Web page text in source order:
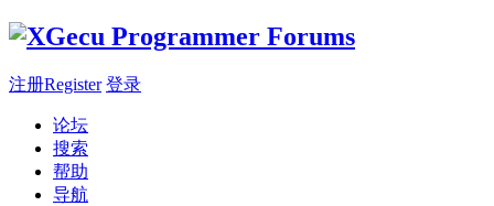
注册Register 登录
论坛
搜索
帮助
导航